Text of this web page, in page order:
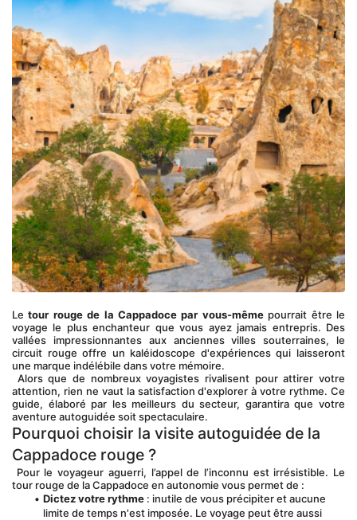
Le tour rouge de la Cappadoce par vous-même pourrait être le
voyage le plus enchanteur que vous ayez jamais entrepris. Des
vallées impressionnantes aux anciennes villes souterraines, le
circuit rouge offre un kaléidoscope d'expériences qui laisseront
une marque indélébile dans votre mémoire.
attention, rien ne vaut la satisfaction d'explorer à votre rythme. Ce
guide, élaboré par les meilleurs du secteur, garantira que votre
aventure autoguidée soit spectaculaire.
Pourquoi choisir la visite autoguidée de la
Cappadoce rouge ?
tour rouge de la Cappadoce en autonomie vous permet de :
Dictez votre rythme : inutile de vous précipiter et aucune
limite de temps n'est imposée. Le voyage peut être aussi